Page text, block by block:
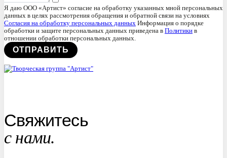
Я даю ООО «Артист» согласие на обработку указанных мной персональных
данных в целях рассмотрения обращения и обратной связи на условиях
Согласия на обработку персональных данных Информация о порядке
обработки и защите персональных данных приведена в Политики в
отношении обработки персональных данных.
Свяжитесь
с нами.